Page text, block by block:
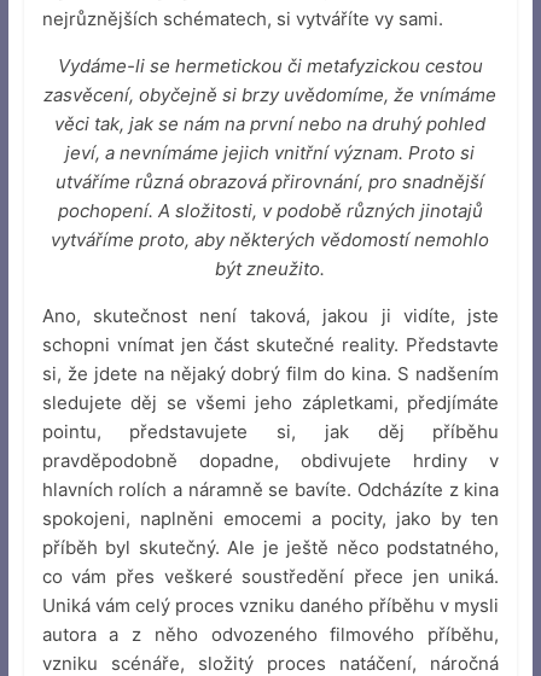
nejrůznějších schématech, si vytváříte vy sami.
Vydáme-li se hermetickou či metafyzickou cestou
zasvěcení, obyčejně si brzy uvědomíme, že vnímáme
věci tak, jak se nám na první nebo na druhý pohled
jeví, a nevnímáme jejich vnitřní význam. Proto si
utváříme různá obrazová přirovnání, pro snadnější
pochopení. A složitosti, v podobě různých jinotajů
vytváříme proto, aby některých vědomostí nemohlo
být zneužito.
Ano, skutečnost není taková, jakou ji vidíte, jste
schopni vnímat jen část skutečné reality. Představte
si, že jdete na nějaký dobrý film do kina. S nadšením
sledujete děj se všemi jeho zápletkami, předjímáte
pointu, představujete si, jak děj příběhu
pravděpodobně dopadne, obdivujete hrdiny v
hlavních rolích a náramně se bavíte. Odcházíte z kina
spokojeni, naplněni emocemi a pocity, jako by ten
příběh byl skutečný. Ale je ještě něco podstatného,
co vám přes veškeré soustředění přece jen uniká.
Uniká vám celý proces vzniku daného příběhu v mysli
autora a z něho odvozeného filmového příběhu,
vzniku scénáře, složitý proces natáčení, náročná